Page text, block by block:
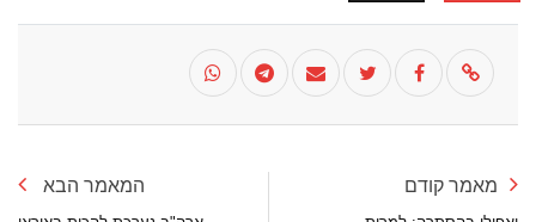
מאמר קודם המאמר הבא